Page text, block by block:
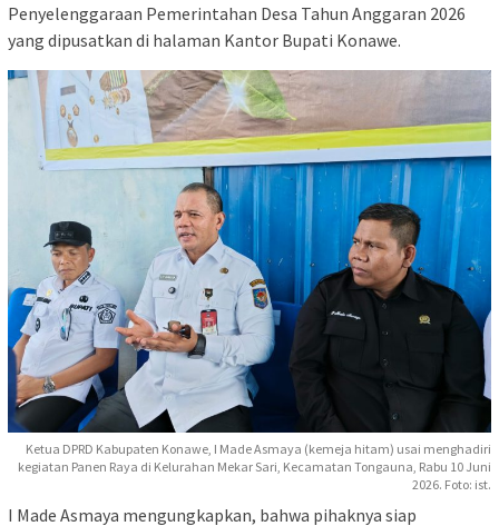
Penyelenggaraan Pemerintahan Desa Tahun Anggaran 2026
yang dipusatkan di halaman Kantor Bupati Konawe.
Ketua DPRD Kabupaten Konawe, I Made Asmaya (kemeja hitam) usai menghadiri
kegiatan Panen Raya di Kelurahan Mekar Sari, Kecamatan Tongauna, Rabu 10 Juni
2026. Foto: ist.
‎I Made Asmaya mengungkapkan, bahwa pihaknya siap